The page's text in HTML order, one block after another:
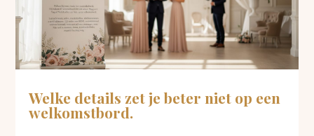
Welke details zet je beter niet op een
welkomstbord.